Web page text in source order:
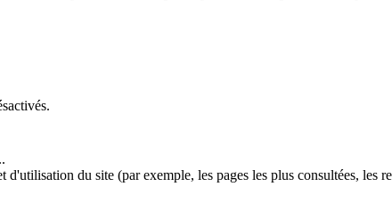
du site (par exemple, les pages les plus consultées, les